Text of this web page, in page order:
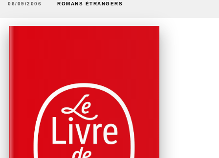
06/09/2006 ROMANS ÉTRANGERS